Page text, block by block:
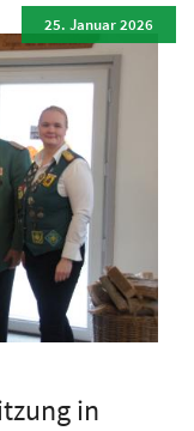
in
25. Januar 2026